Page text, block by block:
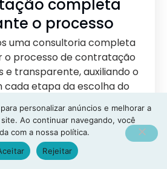
completa
o processo
uma consultoria completa
o processo de contratação
e transparente, auxiliando o
cada etapa da escolha do
personalizar anúncios e melhorar a
Ao continuar navegando, você
com a nossa política.
Rejeitar